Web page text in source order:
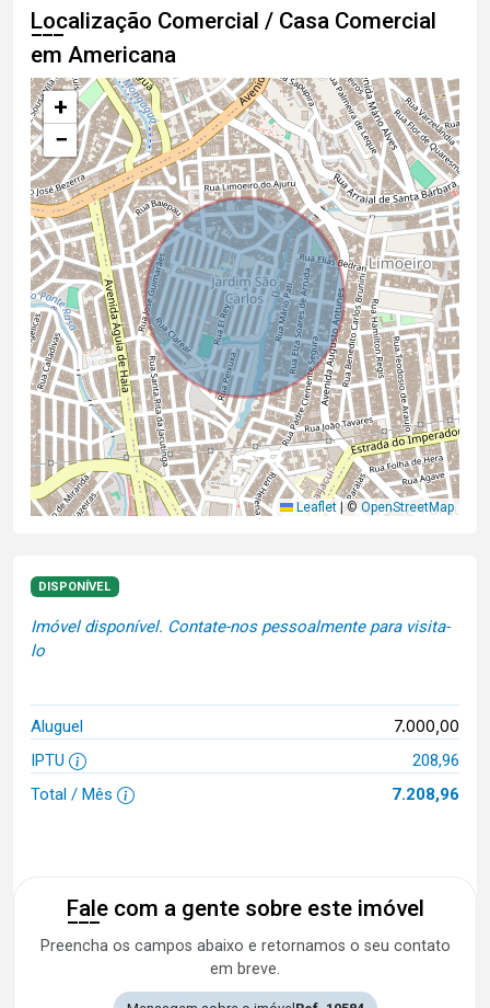
Localização Comercial / Casa Comercial
em Americana
+
−
Leaflet |© OpenStreetMap
DISPONÍVEL
Imóvel disponível. Contate-nos pessoalmente para visita-
lo
Aluguel 7.000,00
IPTU
208,96
Total / Mês
7.208,96
Fale com a gente sobre este imóvel
Preencha os campos abaixo e retornamos o seu contato
em breve.